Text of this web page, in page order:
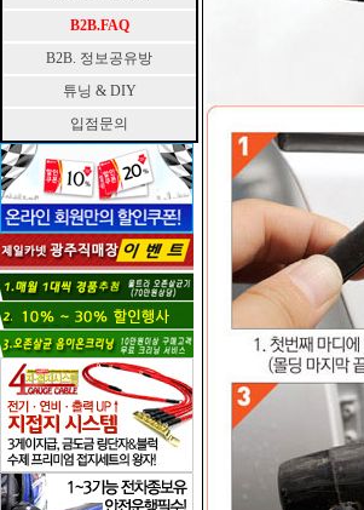
B2B.FAQ
B2B. 정보공유방
튜닝 & DIY
입점문의